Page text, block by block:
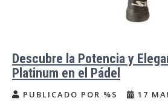
Descubre la Potencia y
Platinum en el Pádel
PUBLICADO POR %S 17